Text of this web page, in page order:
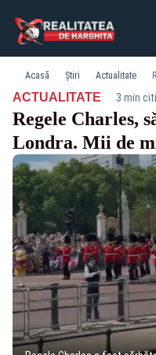
Acasă Știri Actualitate
ACTUALITATE· 3 min
Regele Charles,
Londra. Mii de